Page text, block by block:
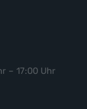
– 17:00 Uhr